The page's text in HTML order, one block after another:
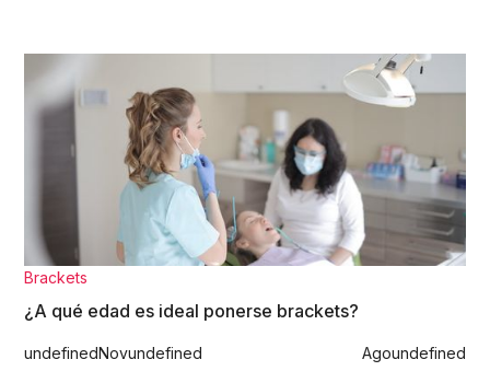
Brackets
¿A qué edad es ideal ponerse brackets?
undefinedNovundefined Agoundefined